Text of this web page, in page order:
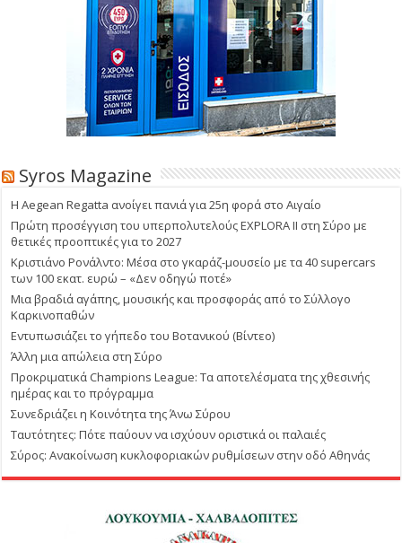
Syros Magazine
Η Aegean Regatta ανοίγει πανιά για 25η φορά στο Αιγαίο
Πρώτη προσέγγιση του υπερπολυτελούς EXPLORA II στη Σύρο με
θετικές προοπτικές για το 2027
Κριστιάνο Ρονάλντο: Μέσα στο γκαράζ-μουσείο με τα 40 supercars
των 100 εκατ. ευρώ – «Δεν οδηγώ ποτέ»
Μια βραδιά αγάπης, μουσικής και προσφοράς από το Σύλλογο
Καρκινοπαθών
Εντυπωσιάζει το γήπεδο του Βοτανικού (Βίντεο)
Άλλη μια απώλεια στη Σύρο
Προκριματικά Champions League: Τα αποτελέσματα της χθεσινής
ημέρας και το πρόγραμμα
Συνεδριάζει η Κοινότητα της Άνω Σύρου
Ταυτότητες: Πότε παύουν να ισχύουν οριστικά οι παλαιές
Σύρος: Ανακοίνωση κυκλοφοριακών ρυθμίσεων στην οδό Αθηνάς